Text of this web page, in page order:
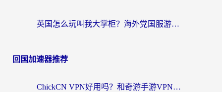
英国怎么玩叫我大掌柜？海外党国服游戏加速避坑指南（附实测推荐）
回国加速器推荐
ChickCN VPN好用吗？和奇游手游VPN对比哪个回国效果更好？海外党亲测实用指南